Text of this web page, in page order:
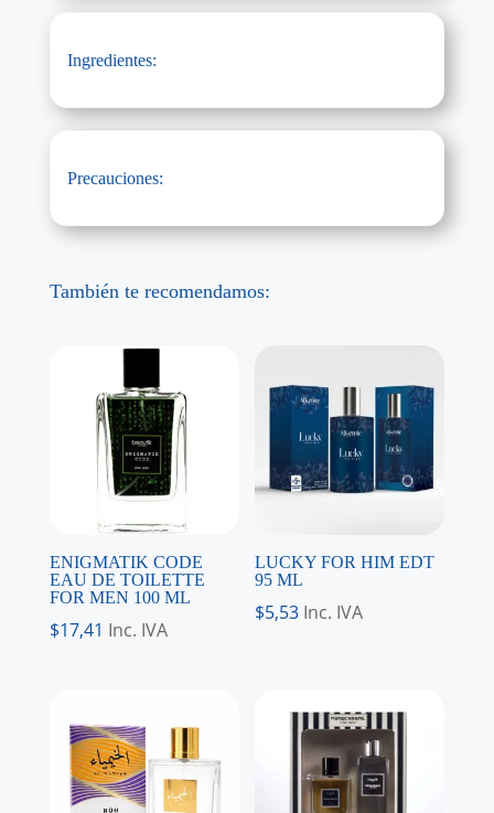
Ingredientes:
Precauciones:
También te recomendamos:
ENIGMATIK CODE
EAU DE TOILETTE
FOR MEN 100 ML
$17,41 Inc. IVA
LUCKY FOR HIM EDT
95 ML
$5,53 Inc. IVA